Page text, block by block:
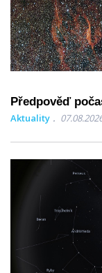
Předpověď
Aktuality